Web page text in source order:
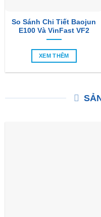
So Sánh Chi Tiết Baojun
E100 Và VinFast VF2
XEM THÊM